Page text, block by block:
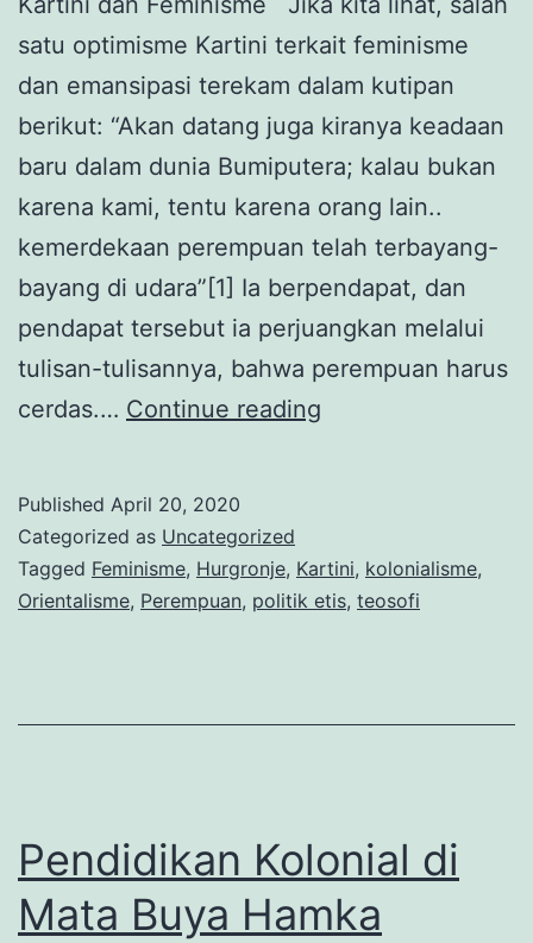
satu optimisme Kartini terkait feminisme
dan emansipasi terekam dalam kutipan
berikut: “Akan datang juga kiranya keadaan
baru dalam dunia Bumiputera; kalau bukan
karena kami, tentu karena orang lain..
kemerdekaan perempuan telah terbayang-
bayang di udara”[1] Ia berpendapat, dan
pendapat tersebut ia perjuangkan melalui
tulisan-tulisannya, bahwa perempuan harus
cerdas.… Continue reading
Teosofi
dan
–
Published April 20, 2020
Categorized as Uncategorized
Tagged Feminisme, Hurgronje, Kartini, kolonialisme,
Orientalisme, Perempuan, politik etis, teosofi
Pendidikan Kolonial di
Mata Buya Hamka